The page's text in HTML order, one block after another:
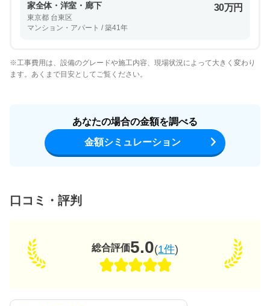
家全体・洋室・廊下
東京都 台東区
マンション・アパート / 築41年
30万円
※工事費用は、設備のグレードや施工内容、現場状況によって大きく変わり
ます。あくまで目安としてご覧ください。
あなたの場合の金額を調べる
金額シミュレーション
口コミ・評判
総合評価5.0(1件)